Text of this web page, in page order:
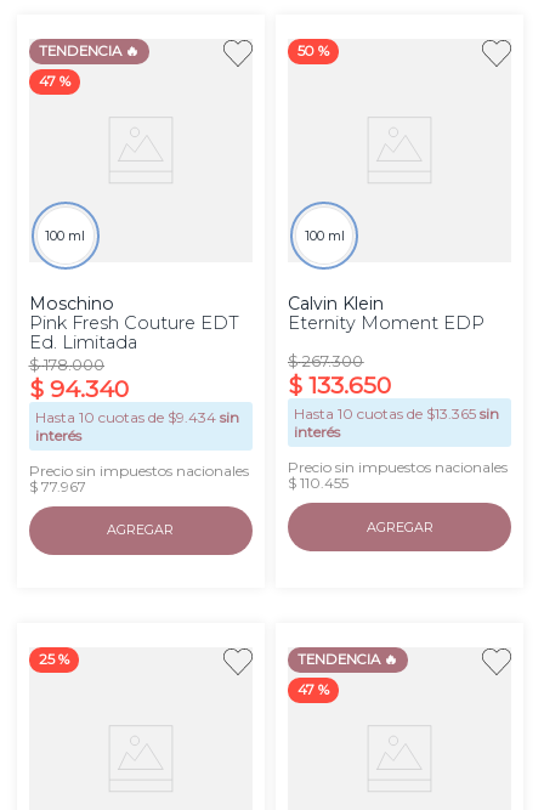
TENDENCIA 🔥
47 %
100 ml
Moschino
Pink Fresh Couture EDT
Ed. Limitada
$ 178.000
$ 94.340
Hasta 10 cuotas de $9.434 sin
interés
Precio sin impuestos nacionales
$ 77.967
AGREGAR
50 %
100 ml
Calvin Klein
Eternity Moment EDP
$ 267.300
$ 133.650
Hasta10 cuotas de $13.365 sin
interés
Precio sin impuestos nacionales
$ 110.455
AGREGAR
25 %
TENDENCIA 🔥
47 %